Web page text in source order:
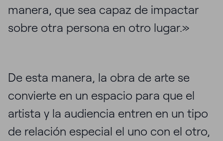
manera, que sea capaz de impactar
sobre otra persona en otro lugar.»
De esta manera, la obra de arte se
convierte en un espacio para que el
artista y la audiencia entren en un tipo
de relación especial el uno con el otro,